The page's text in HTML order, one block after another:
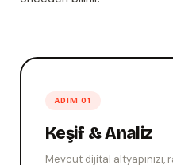
ADIM 01
Keşif & Analiz
Mevcut dijital